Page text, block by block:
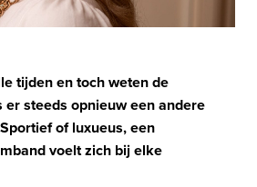
tijden en toch weten de
steeds opnieuw een andere
of luxueus, een
voelt zich bij elke